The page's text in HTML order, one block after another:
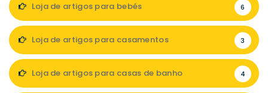
Loja de artigos para bebés 6
Loja de artigos para casamentos 3
Loja de artigos para casas de banho 4